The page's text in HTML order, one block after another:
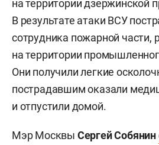
на территории дзержинской
В результате атаки ВСУ
сотрудника пожарной части,
на территории
Они получили легкие
пострадавшим оказали
и отпустили домой.
Мэр Москвы Сергей Собянин